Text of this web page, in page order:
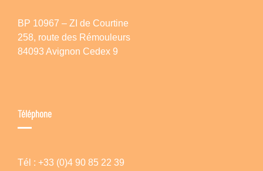
BP 10967 – ZI de Courtine
258, route des Rémouleurs
84093 Avignon Cedex 9
Téléphone
Tél : +33 (0)4 90 85 22 39